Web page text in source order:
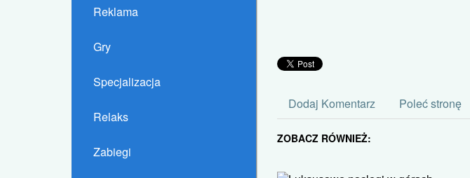
Reklama
Gry
Specjalizacja
Relaks
Zabiegi
Dodaj Komentarz Poleć stronę
ZOBACZ RÓWNIEŻ: